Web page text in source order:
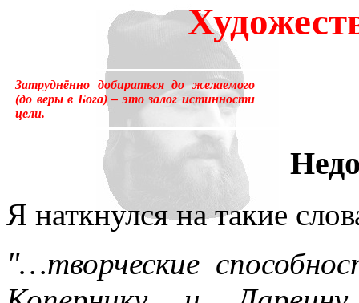
«подсознательный» в
надо было писать
менять в тысячах мест,
устаревшим.Ещё одна
применение слова
состояние,
[отличающемуся от
у растений, и у
Затруднённо добираться до желаемого
(до веры в Бога) – это залог истинности
цели.
Я наткнулся на такие
"…творческие